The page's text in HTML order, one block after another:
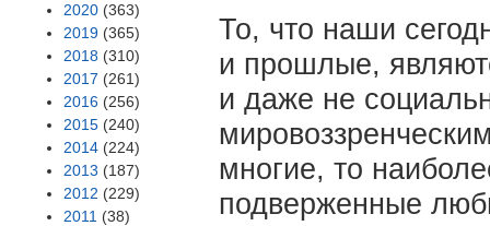
2020 (363)
2019 (365)
2018 (310)
2017 (261)
2016 (256)
2015 (240)
2014 (224)
2013 (187)
2012 (229)
2011 (38)
То, что наши
и прошлые,
и даже не
многие, то
подверженные